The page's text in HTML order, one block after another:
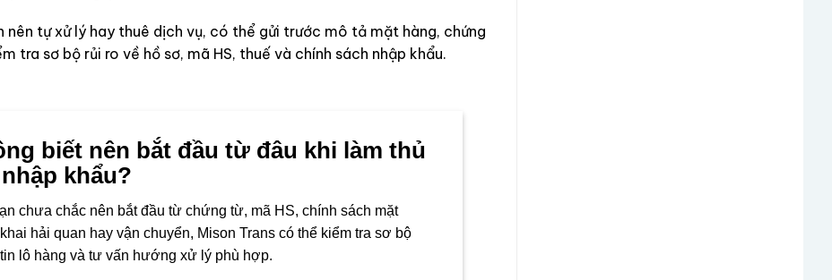
nên tự xử lý hay thuê dịch vụ, có thể gửi trước mô tả mặt hàng, chứng
tra sơ bộ rủi ro về hồ sơ, mã HS, thuế và chính sách nhập khẩu.
biết nên bắt đầu từ đâu khi làm thủ
khẩu?
chưa chắc nên bắt đầu từ chứng từ, mã HS, chính sách mặt
hải quan hay vận chuyển, Mison Trans có thể kiểm tra sơ bộ
lô hàng và tư vấn hướng xử lý phù hợp.